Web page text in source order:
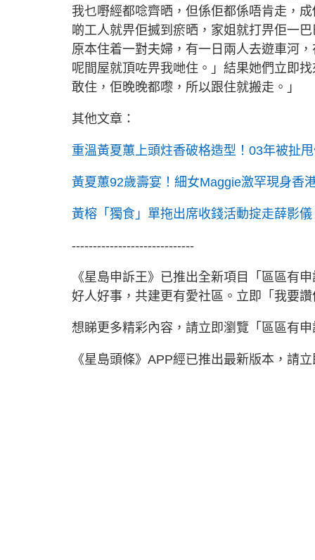
我乜嘢經都唸齊晒，但係佢都係唔肯走，
啲工人就畀佢搣到瘀晒，家姐就打畀佢一
原本住着一對夫婦，有一日兩人去遊車河
呢間屋就頂咗畀我哋住。」結果她們立即
敢住，佢晚晚都嚟，所以跟住就搬走。」
其他文章：
重溫黃夏蕙上頭炷香破格造型！03年被扯
黃夏蕙92歲壽宴！細女Maggie激罕現身香
黃榕「獨食」單拖出席收錢活動掟走薛影
-----------------------------
《星島申訴王》已推出全新項目「區區有
好人好事，共建更有愛社區。立即「我要
想睇更多精彩內容，請立即瀏覽「區區有
《星島頭條》APP經已推出最新版本，請